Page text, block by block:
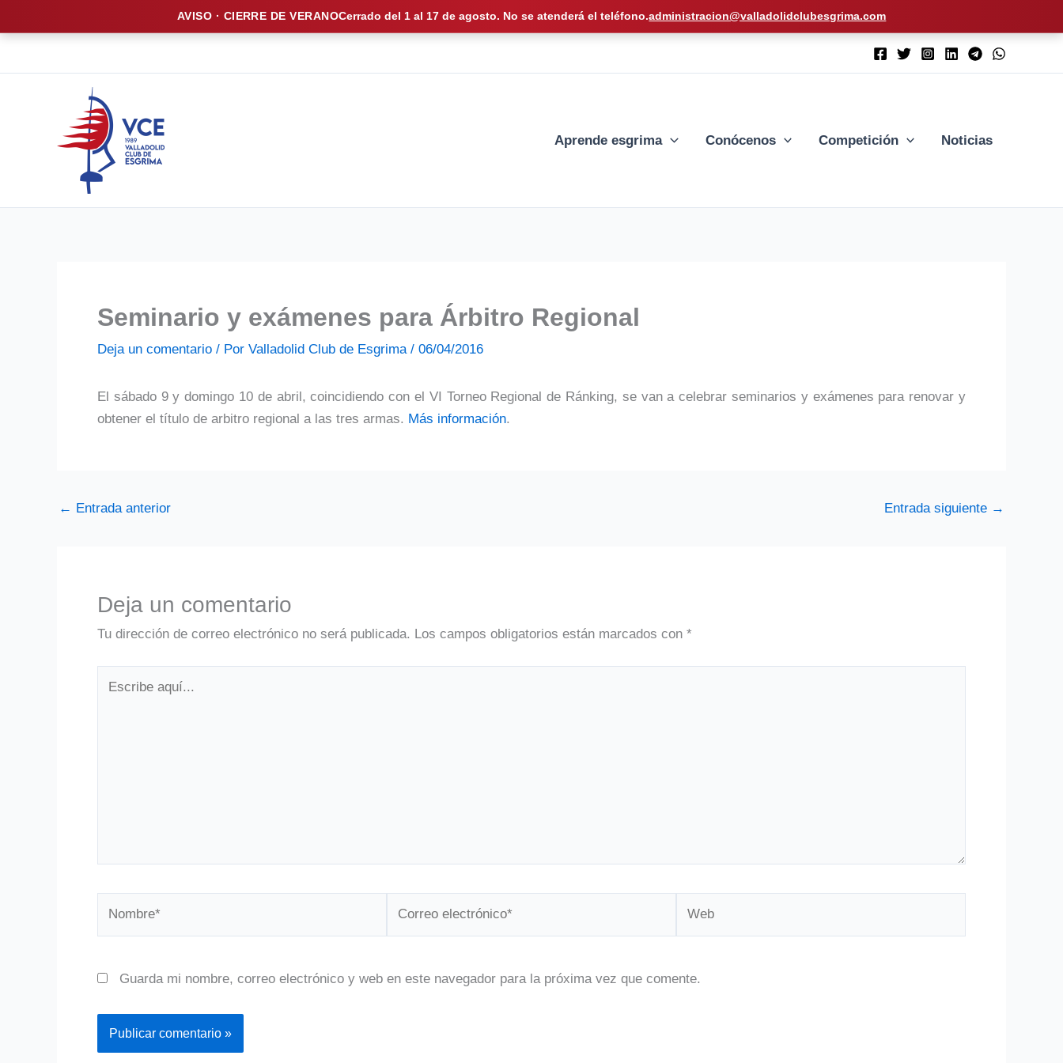
AVISO · CIERRE DE VERANOCerrado del 1 al 17 de agosto. No se atenderá el teléfono.administracion@valladolidclubesgrima.com
Aprende esgrima Conócenos Competición Noticias
Seminario y exámenes para Árbitro Regional
Deja un comentario / Por Valladolid Club de Esgrima / 06/04/2016
El sábado 9 y domingo 10 de abril, coincidiendo con el VI Torneo Regional de Ránking, se van a celebrar seminarios y exámenes para renovar y
obtener el título de arbitro regional a las tres armas. Más información.
← Entrada anterior Entrada siguiente →
Deja un comentario
Tu dirección de correo electrónico no será publicada. Los campos obligatorios están marcados con *
Guarda mi nombre, correo electrónico y web en este navegador para la próxima vez que comente.